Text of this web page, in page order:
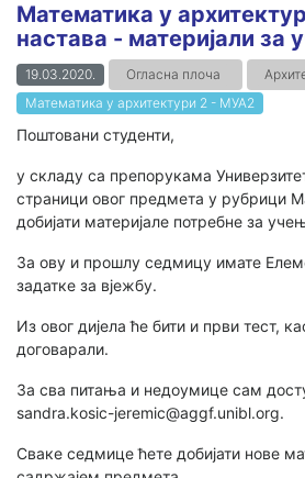
Математика у
настава - материјали за
19.03.2020. Огласна плоча
Математика у архитектури 2 - МУА2
Поштовани студенти,
у складу са препорукама
страници овог предмета у рубрици
добијати материјале потребне за
За ову и прошлу седмицу имате
задатке за вјежбу.
Из овог дијела ће бити и први тест,
договарали.
За сва питања и недоумице сам
sandra.kosic-jeremic@aggf.unibl.org.
Сваке седмице ћете добијати нове